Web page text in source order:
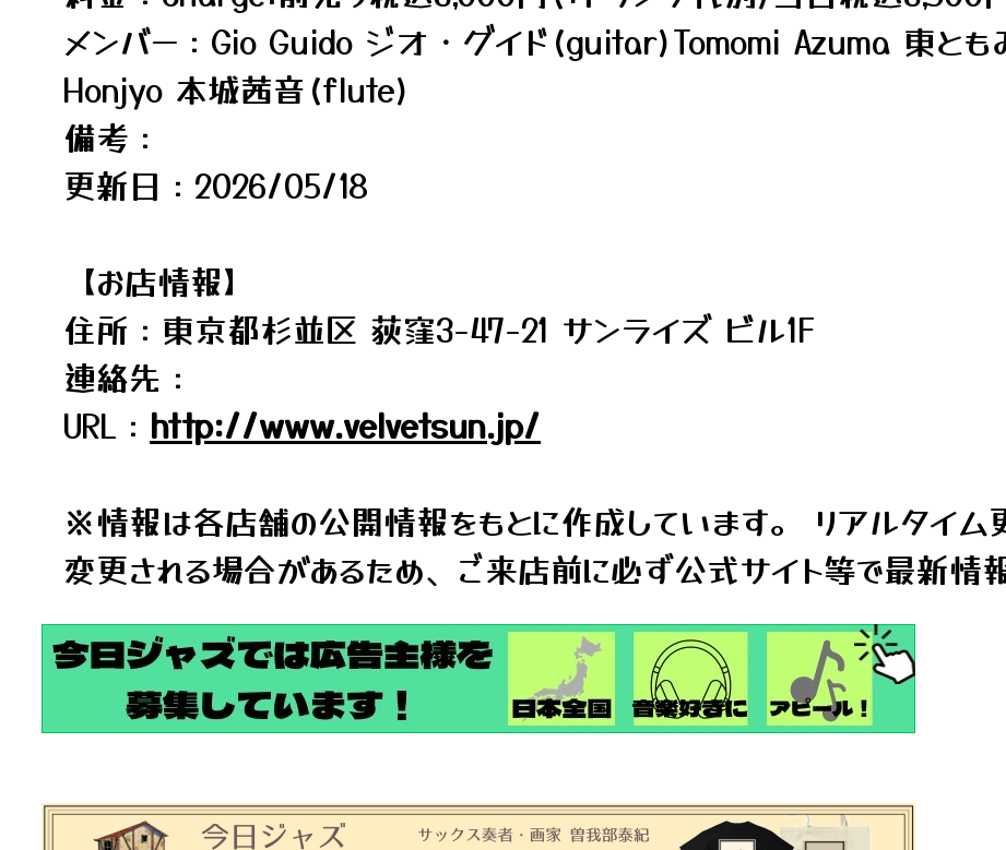
メンバー：Gio Guido ジオ・グイド(guitar)Tomomi Azuma 東と
Honjyo 本城茜音(flute)
備考：
更新日：2026/05/18
【お店情報】
住所：東京都杉並区 荻窪3-47-21 サンライズ ビル1F
連絡先：
URL： http://www.velvetsun.jp/
※情報は各店舗の公開情報をもとに作成しています。 リアルタイム
変更される場合があるため、ご来店前に必ず公式サイト等で最新情